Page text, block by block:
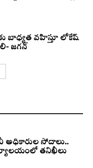
బాధ్యత వహిస్తూ లోకేష్‌
జగన్
అధికారుల సోదాలు..
తనిఖీలు